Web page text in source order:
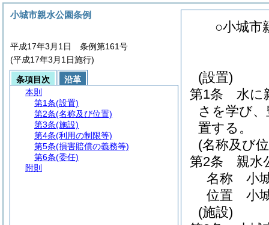
○小城市
(設置)
第1条
水に
さを学び
置する。
(名称及び
第2条
親水
名称 小
位置 小
(施設)
小城市親水公園条例
平成17年3月1日 条例第161号
(平成17年3月1日施行)
条項目次
沿革
本則
第1条(設置)
第2条(名称及び位置)
第3条(施設)
第4条(利用の制限等)
第5条(損害賠償の義務等)
第6条(委任)
附則